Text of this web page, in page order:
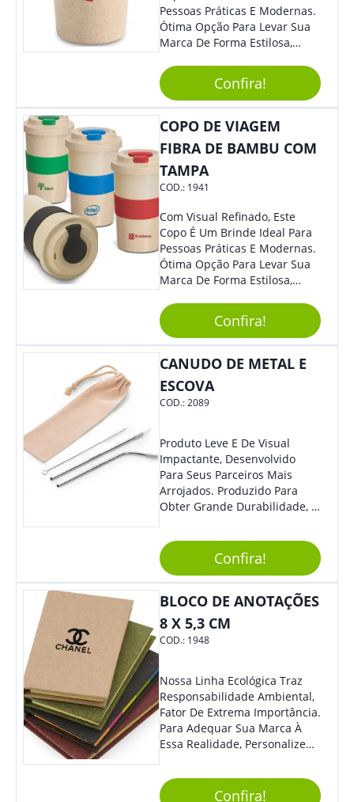
Pessoas Práticas E Modernas.
Ótima Opção Para Levar Sua
Marca De Forma Estilosa,
Empresa Em Eventos,
Reuniões Corporativas Ou Até
Mesmo Para Presentear
Colaboradores.
Confira!
COPO DE VIAGEM
FIBRA DE BAMBU COM
TAMPA
COD.: 1941
Com Visual Refinado, Este
Copo É Um Brinde Ideal Para
Pessoas Práticas E Modernas.
Ótima Opção Para Levar Sua
Marca De Forma Estilosa,
Empresa Em Eventos,
Reuniões Corporativas Ou Até
Mesmo Para Presentear
Colaboradores.
Confira!
CANUDO DE METAL E
ESCOVA
COD.:2089
Produto Leve E De Visual
Impactante, Desenvolvido
Para Seus Parceiros Mais
Arrojados. Produzido Para
Obter Grande Durabilidade, É
Sua Marca De Forma Estilosa,
Agregando Valor Para Sua
Empresa Em Eventos.
Confira!
BLOCO DE ANOTAÇÕES
8 X 5,3 CM
COD.: 1948
Nossa Linha Ecológica Traz
Responsabilidade Ambiental,
Fator De Extrema Importância.
Para Adequar Sua Marca À
Essa Realidade, Personalize
Anotações Com Post-It E
Caneta. Elaborado A Partir De
Confira!